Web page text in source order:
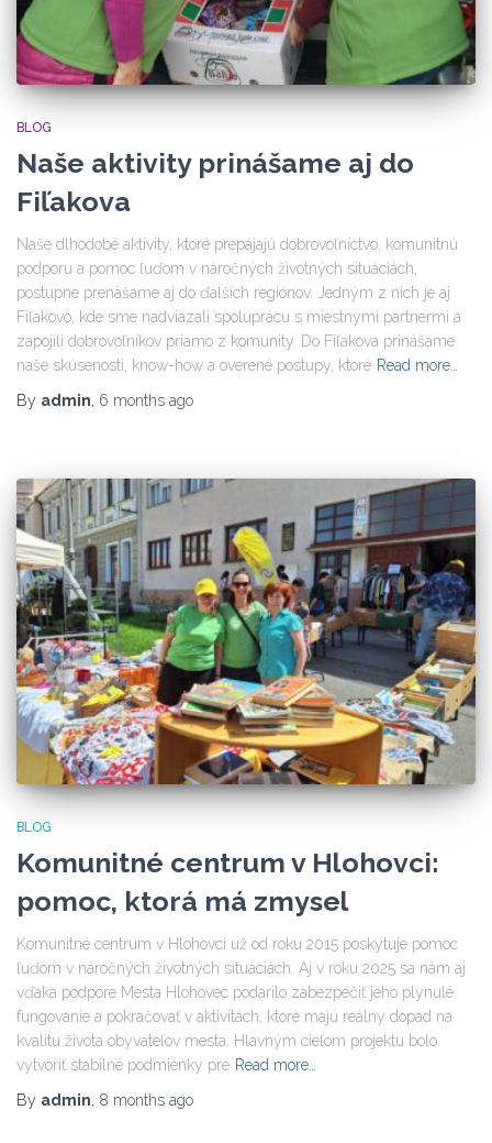
BLOG
Naše aktivity prinášame aj do
Fiľakova
Naše dlhodobé aktivity, ktoré prepájajú dobrovoľníctvo, komunitnú
podporu a pomoc ľuďom v náročných životných situáciách,
postupne prenášame aj do ďalších regiónov. Jedným z nich je aj
Fiľakovo, kde sme nadviazali spoluprácu s miestnymi partnermi a
zapojili dobrovoľníkov priamo z komunity. Do Fiľakova prinášame
naše skúsenosti, know-how a overené postupy, ktoré Read more…
By admin, 6 months ago
BLOG
Komunitné centrum v Hlohovci:
pomoc, ktorá má zmysel
Komunitné centrum v Hlohovci už od roku 2015 poskytuje pomoc
ľuďom v náročných životných situáciách. Aj v roku 2025 sa nám aj
vďaka podpore Mesta Hlohovec podarilo zabezpečiť jeho plynulé
fungovanie a pokračovať v aktivitách, ktoré majú reálny dopad na
kvalitu života obyvateľov mesta. Hlavným cieľom projektu bolo
vytvoriť stabilné podmienky pre Read more…
By admin, 8 months ago